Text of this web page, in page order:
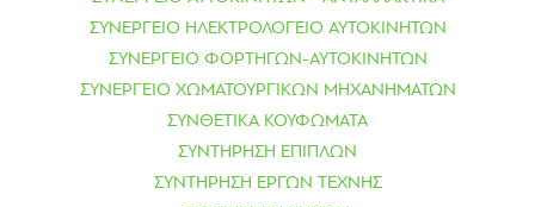
ΣΥΝΕΡΓΕΙΟ ΗΛΕΚΤΡΟΛΟΓΕΙΟ ΑΥΤΟΚΙΝΗΤΩΝ
ΣΥΝΕΡΓΕΙΟ ΦΟΡΤΗΓΩΝ-ΑΥΤΟΚΙΝΗΤΩΝ
ΣΥΝΕΡΓΕΙΟ ΧΩΜΑΤΟΥΡΓΙΚΩΝ ΜΗΧΑΝΗΜΑΤΩΝ
ΣΥΝΘΕΤΙΚΑ ΚΟΥΦΩΜΑΤΑ
ΣΥΝΤΗΡΗΣΗ ΕΠΙΠΛΩΝ
ΣΥΝΤΗΡΗΣΗ ΕΡΓΩΝ ΤΕΧΝΗΣ